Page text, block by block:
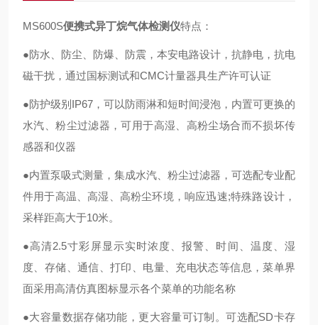
MS600S便携式异丁烷气体检测仪特点：
●防水、防尘、防爆、防震，本安电路设计，抗静电，抗电
磁干扰，通过国标测试和CMC计量器具生产许可认证
●防护级别IP67，可以防雨淋和短时间浸泡，内置可更换的
水汽、粉尘过滤器，可用于高湿、高粉尘场合而不损坏传
感器和仪器
●内置泵吸式测量，集成水汽、粉尘过滤器，可选配专业配
件用于高温、高湿、高粉尘环境，响应迅速;特殊路设计，
采样距高大于10米。
●高清2.5寸彩屏显示实时浓度、报警、时间、温度、湿
度、存储、通信、打印、电量、充电状态等信息，菜单界
面采用高清仿真图标显示各个菜单的功能名称
●大容量数据存储功能，更大容量可订制。可选配SD卡存